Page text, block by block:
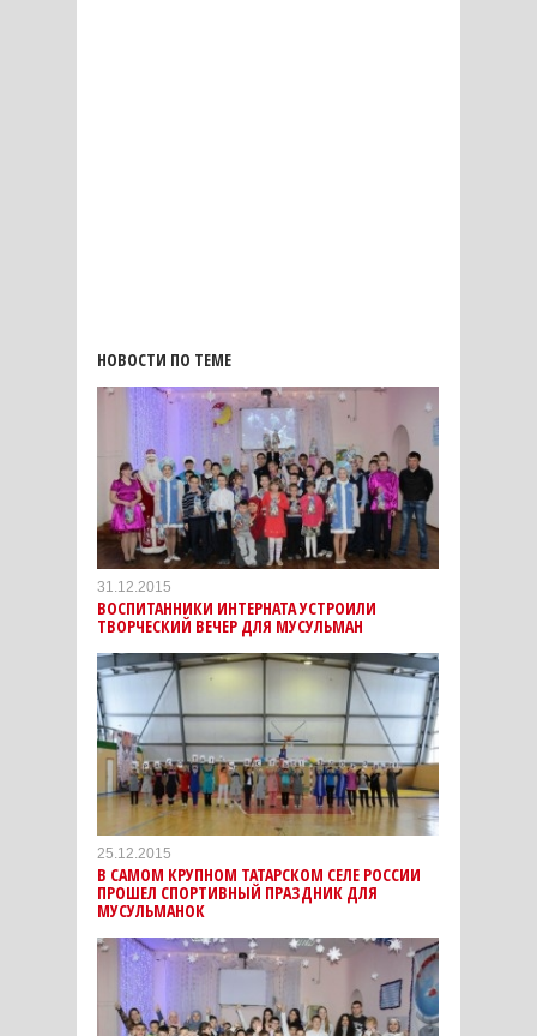
НОВОСТИ ПО ТЕМЕ
31.12.2015
ВОСПИТАННИКИ ИНТЕРНАТА УСТРОИЛИ
ТВОРЧЕСКИЙ ВЕЧЕР ДЛЯ МУСУЛЬМАН
25.12.2015
В САМОМ КРУПНОМ ТАТАРСКОМ СЕЛЕ РОССИИ
ПРОШЕЛ СПОРТИВНЫЙ ПРАЗДНИК ДЛЯ
МУСУЛЬМАНОК